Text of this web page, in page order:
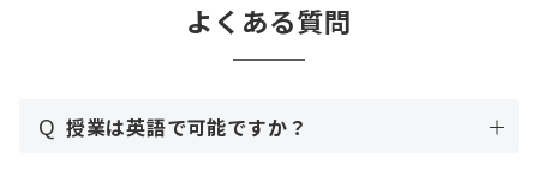
よくある質問
Q 授業は英語で可能ですか？